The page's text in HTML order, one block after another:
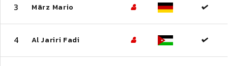
3 März Mario
4 Al Jariri Fadi